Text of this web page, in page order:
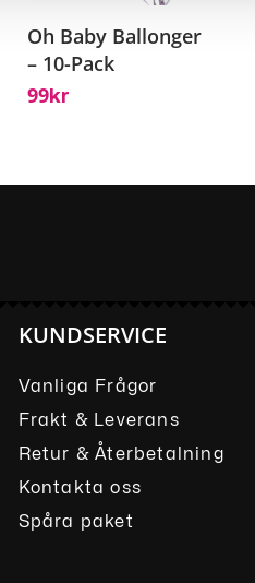
Oh Baby Ballonger
– 10-Pack
99Kr
KUNDSERVICE
Vanliga Frågor
Frakt & Leverans
Retur & Återbetalning
Kontakta oss
Spåra paket